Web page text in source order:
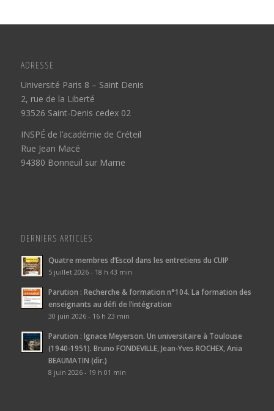
ADRESSE
Université Paris 8 – Saint Denis
2, rue de la Liberté
93526 Saint-Denis cedex 02
INSPÉ de l’académie de Créteil
Rue Jean Macé
94380 Bonneuil sur Marne
DERNIERS ARTICLES
Quatre membres d’Escol dans les entretiens du CUIP
5 juillet 2026 - 18 h 43 min
Parution : Recherche & formation n°104. La formation des
enseignants au défi de l’intégration
30 juin 2026 - 16 h 23 min
Parution : Ignace Meyerson. Un universitaire à Toulouse
(1940-1951). Bruno FONDEVILLE, Jean-Yves ROCHEX, Ania
BEAUMATIN (dir.)
8 juin 2026 - 19 h 01 min